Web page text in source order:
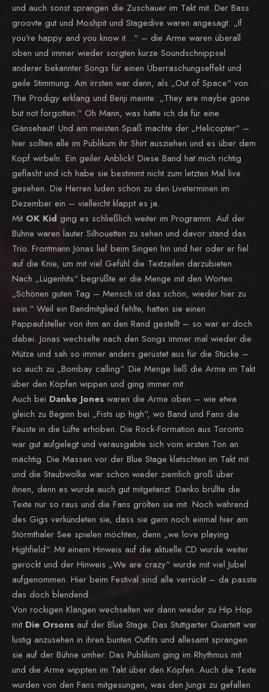
und auch sonst sprangen die Zuschauer im Takt mit. Der Bass
groovte gut und Moshpit und Stagedive waren angesagt. „If
you're happy and you know it…“ – die Arme waren überall
oben und immer wieder sorgten kurze Soundschnippsel
anderer bekannter Songs für einen Überraschungseffekt und
geile Stimmung. Am irrsten war dann, als „Out of Space“ von
The Prodigy erklang und Benji meinte: „They are maybe gone
but not forgotten.“ Oh Mann, was hatte ich da für eine
Gänsehaut! Und am meisten Spaß machte der „Helicopter“ –
hier sollten alle im Publikum ihr Shirt ausziehen und es über dem
Kopf wirbeln. Ein geiler Anblick! Diese Band hat mich richtig
geflasht und ich habe sie bestimmt nicht zum letzten Mal live
gesehen. Die Herren luden schon zu den Liveterminen im
Dezember ein – vielleicht klappt es ja.
Mit OK Kid ging es schließlich weiter im Programm. Auf der
Bühne waren lauter Silhouetten zu sehen und davor stand das
Trio. Frontmann Jonas lief beim Singen hin und her oder er fiel
auf die Knie, um mit viel Gefühl die Textzeilen darzubieten.
Nach „Lügenhits“ begrüßte er die Menge mit den Worten:
„Schönen guten Tag – Mensch ist das schön, wieder hier zu
sein.“ Weil ein Bandmitglied fehlte, hatten sie einen
Pappaufsteller von ihm an den Rand gestellt – so war er doch
dabei. Jonas wechselte nach den Songs immer mal wieder die
Mütze und sah so immer anders gerüstet aus für die Stücke –
so auch zu „Bombay calling“. Die Menge ließ die Arme im Takt
über den Köpfen wippen und ging immer mit.
Auch bei Danko Jones waren die Arme oben – wie etwa
gleich zu Beginn bei „Fists up high“, wo Band und Fans die
Fäuste in die Lüfte erhoben. Die Rock-Formation aus Toronto
war gut aufgelegt und verausgabte sich vom ersten Ton an
mächtig. Die Massen vor der Blue Stage klatschten im Takt mit
und die Staubwolke war schon wieder ziemlich groß über
ihnen, denn es wurde auch gut mitgetanzt. Danko brüllte die
Texte nur so raus und die Fans grölten sie mit. Noch während
des Gigs verkündeten sie, dass sie gern noch einmal hier am
Störmthaler See spielen möchten, denn „we love playing
Highfield“. Mit einem Hinweis auf die aktuelle CD wurde weiter
gerockt und der Hinweis „We are crazy“ wurde mit viel Jubel
aufgenommen. Hier beim Festival sind alle verrückt – da passte
das doch blendend.
Von rockigen Klängen wechselten wir dann wieder zu Hip Hop
mit Die Orsons auf der Blue Stage. Das Stuttgarter Quartett war
lustig anzusehen in ihren bunten Outfits und allesamt sprangen
sie auf der Bühne umher. Das Publikum ging im Rhythmus mit
und die Arme wippten im Takt über den Köpfen. Auch die Texte
wurden von den Fans mitgesungen, was den Jungs zu gefallen